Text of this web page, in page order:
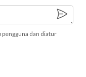
pengguna dan diatur